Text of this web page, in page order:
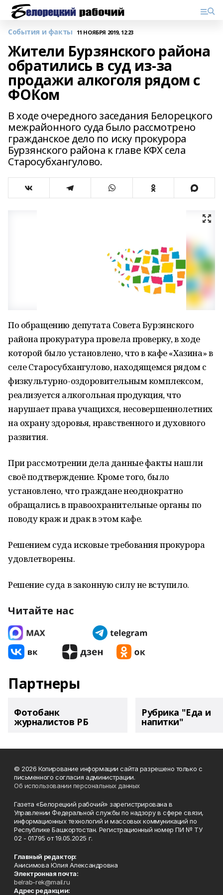
События и факты 11 НОЯБРЯ 2019, 12:23
Жители Бурзянского района
обратились в суд из-за
продажи алкоголя рядом с
ФОКом
В ходе очередного заседания Белорецкого
межрайонного суда было рассмотрено
гражданское дело по иску прокурора
Бурзянского района к главе КФХ села
Старосубхангулово.
По обращению депутата Совета Бурзянского
района прокуратура провела проверку, в ходе
которой было установлено, что в кафе «Хазина» в
селе Старосубхангулово, находящемся рядом с
физкультурно-оздоровительным комплексом,
реализуется алкогольная продукция, что
нарушает права учащихся, несовершеннолетних
на охрану здоровья, нравственного и духовного
развития.
При рассмотрении дела данные факты нашли
своё подтверждение. Кроме того, было
установлено, что граждане неоднократно
обращались в правоохранительные органы по
поводу краж и драк в этом кафе.
Решением суда исковые требования прокурора
удовлетворены.
Решение суда в законную силу не вступило.
Читайте нас
Партнеры
Фотобанк
журналистов РБ
Рубрика "Еда и
напитки"
© 2026 Копирование информации сайта разрешено только с
письменного согласия администрации.
Об использовании персональных данных
Газета «Белорецкий рабочий» зарегистрирована в
Управлении Федеральной службы по надзору в сфере связи,
информационных технологий и массовых коммуникаций по
Республике Башкортостан. Регистрационный номер ПИ № ТУ
02 - 01795 от 19.05.2025 г.
Главный редактор:
Анисимова Юлия Александровна
Электронная почта:
belrab-rek@mail.ru
Адрес редакции: